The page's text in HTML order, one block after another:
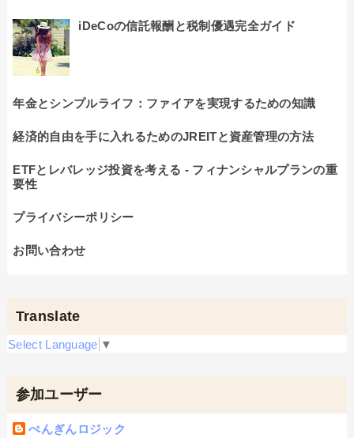
iDeCoの信託報酬と税制優遇完全ガイド
年金とシンプルライフ：ファイアを実現するための知識
経済的自由を手に入れるためのJREITと資産管理の方法
ETFとレバレッジ投資を考える - フィナンシャルプランの重
要性
プライバシーポリシー
お問い合わせ
Translate
Select Language ▼
参加ユーザー
ぺんぎんロジック